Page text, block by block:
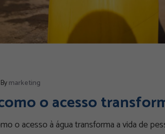
Bymarketing
o acesso
o acesso à água transforma a vida de